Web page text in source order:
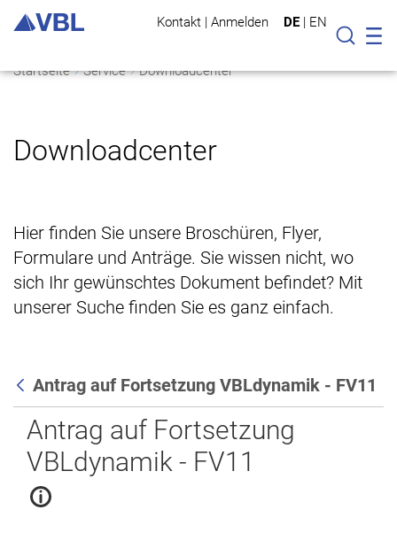
Kontakt | Anmelden DE | EN
Suche
Startseite Service Downloadcenter
Downloadcenter
Hier finden Sie unsere Broschüren, Flyer,
Formulare und Anträge. Sie wissen nicht, wo
sich Ihr gewünschtes Dokument befindet? Mit
unserer Suche finden Sie es ganz einfach.
Zurück
Antrag auf Fortsetzung VBLdynamik - FV11
Antrag auf Fortsetzung
VBLdynamik - FV11